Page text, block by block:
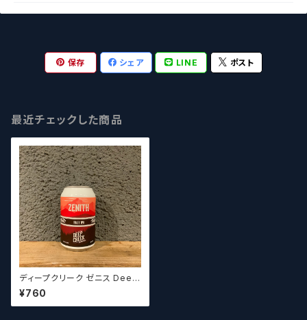
保存 シェア LINE ポスト
最近チェックした商品
ディープクリーク ゼニス Deep
Creek Brewing Co. Zenit
h
¥760